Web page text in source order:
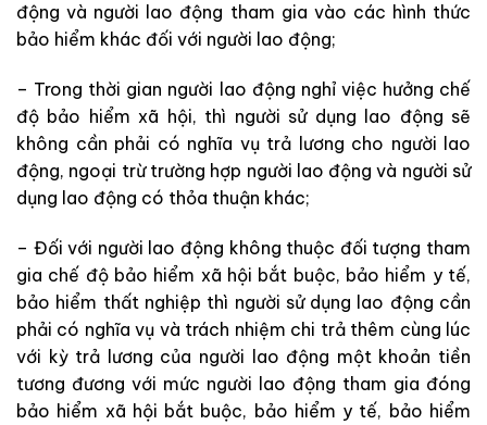
động và người lao động tham gia vào các hình thức
bảo hiểm khác đối với người lao động;
– Trong thời gian người lao động nghỉ việc hưởng chế
độ bảo hiểm xã hội, thì người sử dụng lao động sẽ
không cần phải có nghĩa vụ trả lương cho người lao
động, ngoại trừ trường hợp người lao động và người sử
dụng lao động có thỏa thuận khác;
– Đối với người lao động không thuộc đối tượng tham
gia chế độ bảo hiểm xã hội bắt buộc, bảo hiểm y tế,
bảo hiểm thất nghiệp thì người sử dụng lao động cần
phải có nghĩa vụ và trách nhiệm chi trả thêm cùng lúc
với kỳ trả lương của người lao động một khoản tiền
tương đương với mức người lao động tham gia đóng
bảo hiểm xã hội bắt buộc, bảo hiểm y tế, bảo hiểm